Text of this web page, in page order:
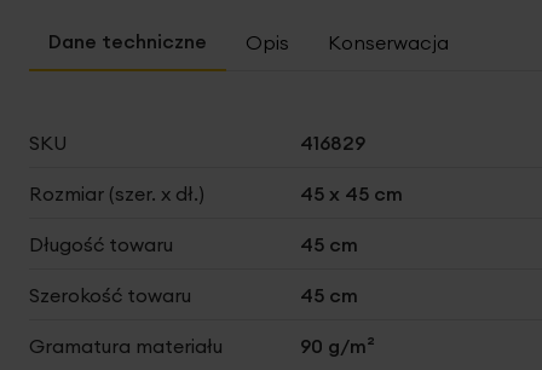
galerii
Opis Konserwacja
Więcej
SKU 416829
Rozmiar (szer. x dł.) 45 x 45 cm
Długość towaru 45 cm
Szerokość towaru 45 cm
Gramatura materiału 90 g/m²